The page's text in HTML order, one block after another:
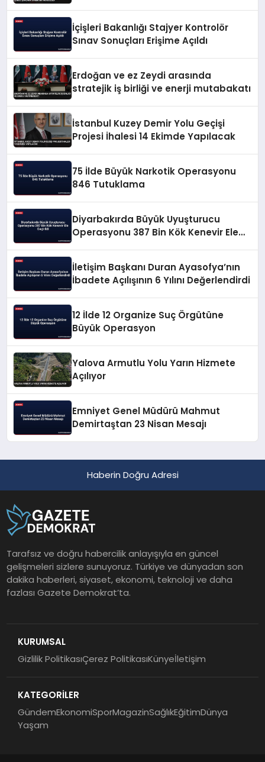
İçişleri Bakanlığı Stajyer Kontrolör
Sınav Sonuçları Erişime Açıldı
Erdoğan ve ez Zeydi arasında
stratejik iş birliği ve enerji mutabakatı
İstanbul Kuzey Demir Yolu Geçişi
Projesi İhalesi 14 Ekimde Yapılacak
75 İlde Büyük Narkotik Operasyonu
846 Tutuklama
Diyarbakırda Büyük Uyuşturucu
Operasyonu 387 Bin Kök Kenevir Ele
İletişim Başkanı Duran Ayasofya’nın
İbadete Açılışının 6 Yılını Değerlendirdi
12 İlde 12 Organize Suç Örgütüne
Büyük Operasyon
Yalova Armutlu Yolu Yarın Hizmete
Açılıyor
Emniyet Genel Müdürü Mahmut
Demirtaştan 23 Nisan Mesajı
Haberin Doğru Adresi
Tarafsız ve doğru habercilik anlayışıyla en güncel
gelişmeleri sizlere sunuyoruz. Türkiye ve dünyadan son
dakika haberleri, siyaset, ekonomi, teknoloji ve daha
fazlası Gazete Demokrat’ta.
KURUMSAL
Gizlilik PolitikasıÇerez PolitikasıKünyeİletişim
KATEGORİLER
GündemEkonomiSporMagazinSağlıkEğitimDünya
Yaşam